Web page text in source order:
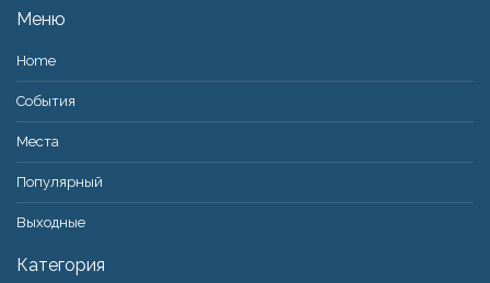
Меню
Home
События
Места
Популярный
Bыходные
Категория